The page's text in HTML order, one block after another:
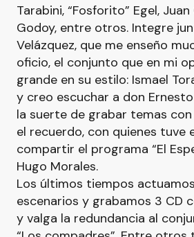
Tarabini, “Fosforito” Egel,
Godoy, entre otros. Integre
Velázquez, que me enseño
oficio, el conjunto que en mi
grande en su estilo: Ismael
y creo escuchar a don
la suerte de grabar temas con
el recuerdo, con quienes tuve
compartir el programa “El
Hugo Morales.
Los últimos tiempos
escenarios y grabamos 3 CD
y valga la redundancia al